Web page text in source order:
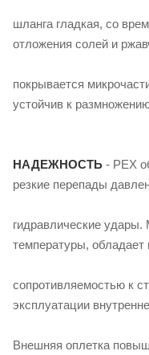
шланга гладкая, со
отложения солей и
покрывается
устойчив к
НАДЕЖНОСТЬ - PEX
резкие перепады
гидравлические удары.
температуры,
сопротивляемостью к
эксплуатации
Внешняя оплетка